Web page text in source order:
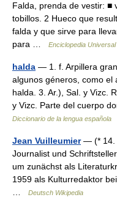
Falda, prenda de vestir: ■
tobillos. 2 Hueco que
falda y que sirve para
para …
Enciclopedia Universal
halda — 1. f. Arpillera
algunos géneros, como el
halda. 3. Ar.), Sal. y Vizc.
y Vizc. Parte del cuerpo
Diccionario de la lengua española
Jean Vuilleumier— (* 14.
Journalist und
um zunächst als
1959 als Kulturredaktor
Deutsch Wikipedia